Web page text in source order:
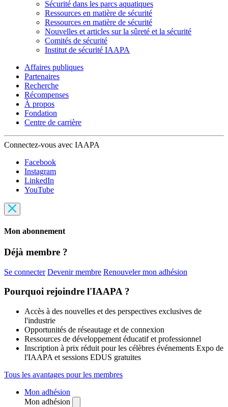
Sécurité dans les parcs aquatiques
Ressources en matière de sécurité
Ressources en matière de sécurité
Nouvelles et articles sur la sûreté et la sécurité
Comités de sécurité
Institut de sécurité IAAPA
Affaires publiques
Partenaires
Recherche
Récompenses
À propos
Fondation
Centre de carrière
Connectez-vous avec IAAPA
Facebook
Instagram
LinkedIn
YouTube
Mon abonnement
Déjà membre ?
Se connecter Devenir membre Renouveler mon adhésion
Pourquoi rejoindre l'IAAPA ?
Accès à des nouvelles et des perspectives exclusives de
l'industrie
Opportunités de réseautage et de connexion
Ressources de développement éducatif et professionnel
Inscription à prix réduit pour les célèbres événements Expo de
l'IAAPA et sessions EDUS gratuites
Tous les avantages pour les membres
Mon adhésion
Mon adhésion